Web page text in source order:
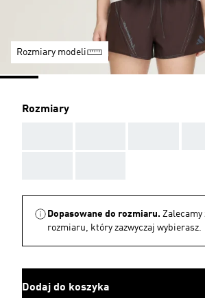
Rozmiary modeli
Rozmiary
Dopasowane do rozmiaru. Zalecamy
rozmiaru, który zazwyczaj wybierasz.
Dodaj do koszyka